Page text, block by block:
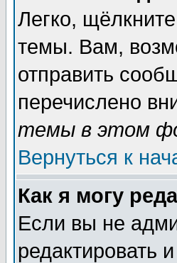
Легко,
темы. Вам,
отправить
перечислено
темы в этом
Вернуться к
Как я могу
Если вы не
редактировать